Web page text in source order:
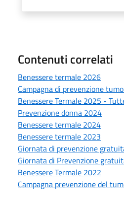
Contenuti correlati
Benessere termale 2026
Campagna di prevenzione
Benessere Termale 2025 -
Prevenzione donna 2024
Benessere termale 2024
Benessere termale 2023
Giornata di prevenzione
Giornata di Prevenzione
Benessere Termale 2022
Campagna prevenzione del